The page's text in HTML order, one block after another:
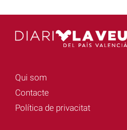
Qui som
Contacte
Política de privacitat